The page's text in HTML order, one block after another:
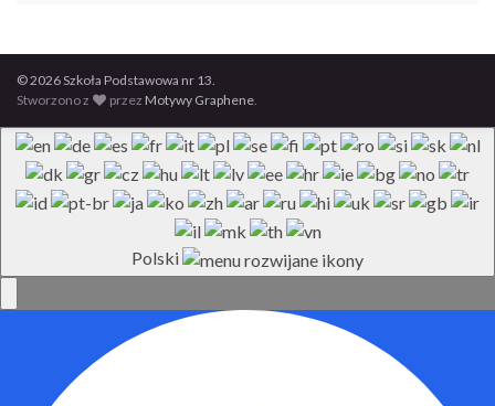
© 2026 Szkoła Podstawowa nr 13.
Stworzono z
przez Motywy Graphene
Polski